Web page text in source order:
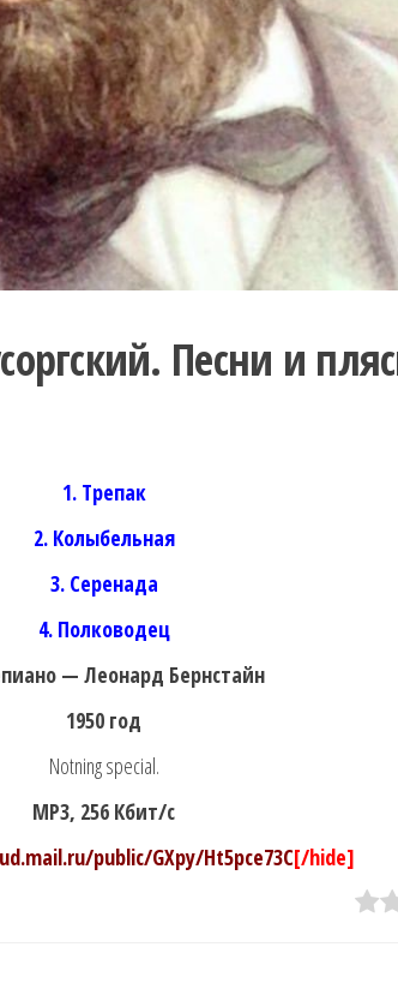
Песни и
1. Трепак
2. Колыбельная
3. Серенада
4. Полководец
— Леонард Бернстайн
1950 год
Notning special.
MP3, 256 Кбит/с
public/GXpy/Ht5pce73C[/hide]